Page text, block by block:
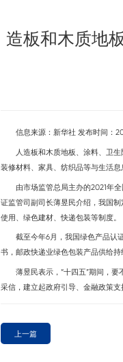
造板和木质地
信息来源：新华社 发布时间：
人造板和木质地板、涂料、卫生
装修材料、家具、纺织品等与生活
由市场监管总局主办的2021年全
证监管司副司长薄昱民介绍，我国
使用、绿色建材、快递包装等制度。
截至今年6月，我国绿色产品认证
书，邮政快递业绿色包装产品供给持
薄昱民表示，“十四五”期间，要
采信，建立起政府引导、金融政策
上一篇